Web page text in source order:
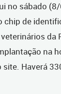
no sábado
chip de
da
na
Haverá